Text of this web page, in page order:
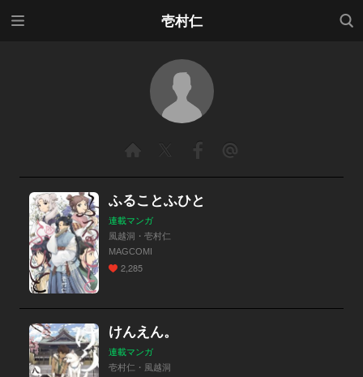
壱村仁
検索
ふることふひと
連載マンガ
風越洞・壱村仁
MAGCOMI
2,285
けんえん。
連載マンガ
壱村仁・風越洞